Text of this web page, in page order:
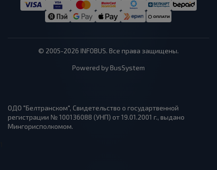
© 2005-2026 INFOBUS. Все права защищены.
Powered by BusSystem
ОДО "Белтранском", Свидетельство о государтвенной
регистрации № 100136088 (УНП) от 19.01.2001 г., выдано
Мингорисполкомом.